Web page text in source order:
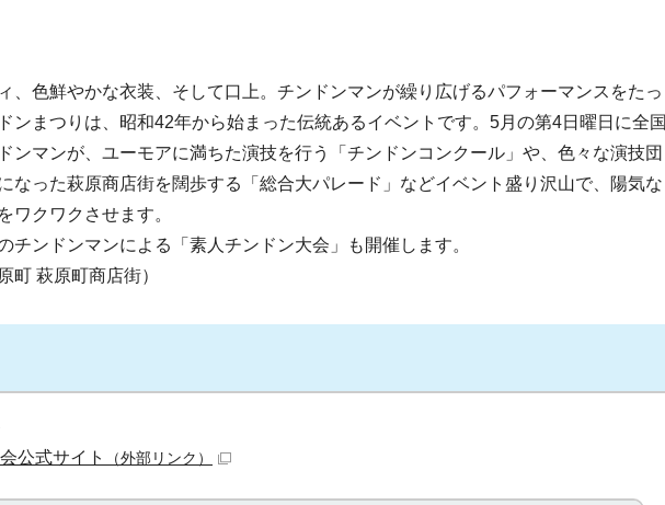
、色鮮やかな衣装、そして口上。チンドンマンが繰り広げるパフォーマンスをたっ
ンまつりは、昭和42年から始まった伝統あるイベントです。5月の第4日曜日に全国
ンマンが、ユーモアに満ちた演技を行う「チンドンコンクール」や、色々な演技団
なった萩原商店街を闊歩する「総合大パレード」などイベント盛り沢山で、陽気な
ワクワクさせます。
チンドンマンによる「素人チンドン大会」も開催します。
町 萩原町商店街）
公式サイト
（外部リンク）